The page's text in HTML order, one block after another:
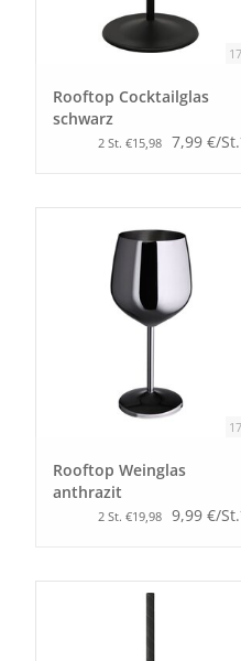
Rooftop Cocktailglas
schwarz
2 St. €15,98 7,99 €/
Rooftop Weinglas
anthrazit
2 St. €19,98 9,99 €/